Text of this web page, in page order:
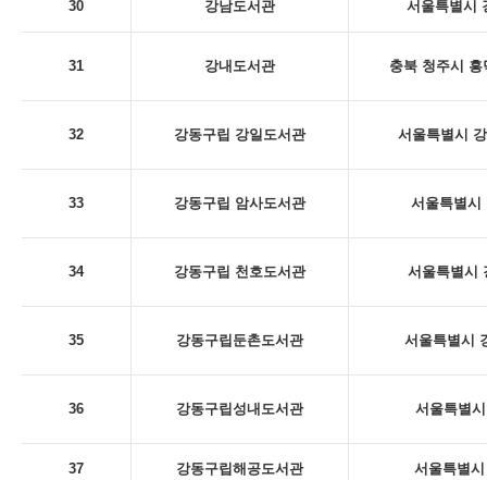
30 강남도서관 서울특별시
31 강내도서관 충북 청주시
32 강동구립 강일도서관 서울특별시
33 강동구립 암사도서관 서울특별시
34 강동구립 천호도서관 서울특별시
35 강동구립둔촌도서관 서울특별시
36 강동구립성내도서관 서울특별
37 강동구립해공도서관 서울특별